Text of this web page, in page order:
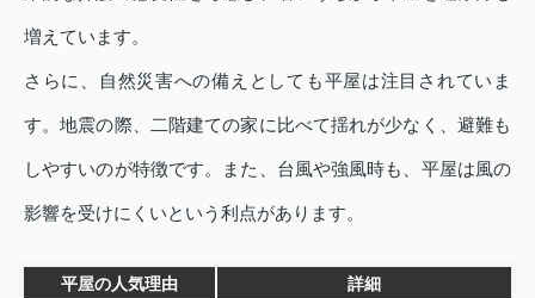
増えています。
さらに、自然災害への備えとしても平屋は注目されていま
す。地震の際、二階建ての家に比べて揺れが少なく、避難も
しやすいのが特徴です。また、台風や強風時も、平屋は風の
影響を受けにくいという利点があります。
平屋の人気理由 詳細